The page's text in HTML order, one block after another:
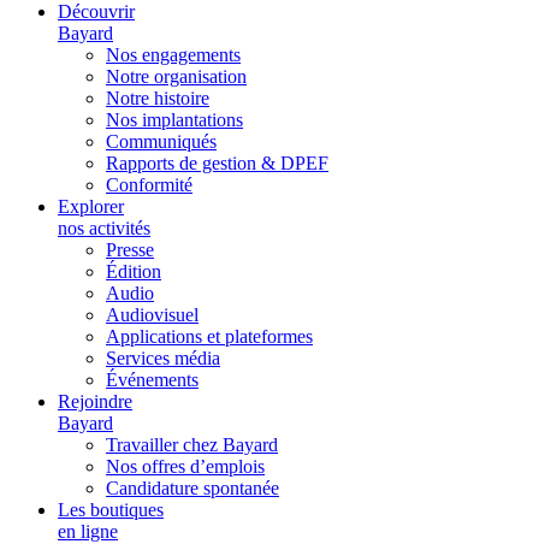
Découvrir
Bayard
Nos engagements
Notre organisation
Notre histoire
Nos implantations
Communiqués
Rapports de gestion & DPEF
Conformité
Explorer
nos activités
Presse
Édition
Audio
Audiovisuel
Applications et plateformes
Services média
Événements
Rejoindre
Bayard
Travailler chez Bayard
Nos offres d’emplois
Candidature spontanée
Les boutiques
en ligne